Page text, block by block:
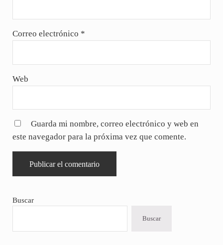
Correo electrónico *
Web
Guarda mi nombre, correo electrónico y web en
este navegador para la próxima vez que comente.
Sidebar
Buscar
Buscar